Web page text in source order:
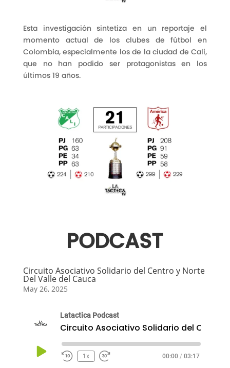
Esta investigación sintetiza en un reportaje el
momento actual de los clubes de fútbol en
Colombia, especialmente los de la ciudad de Cali,
que no han podido ser protagonistas en los
últimos 19 años.
PODCAST
Circuito Asociativo Solidario del Centro y Norte
Del Valle del Cauca
May 26, 2025
Latactica Podcast
Play
1x 00:00 / 03:17